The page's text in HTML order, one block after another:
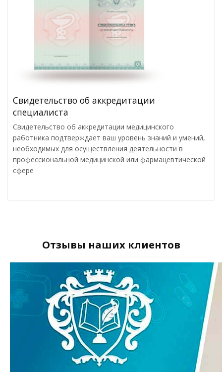
Свидетельство об аккредитации
специалиста
Свидетельство об аккредитации медицинского
работника подтверждает ваш уровень знаний и умений,
необходимых для осуществления деятельности в
профессиональной медицинской или фармацевтической
сфере
Отзывы наших клиентов